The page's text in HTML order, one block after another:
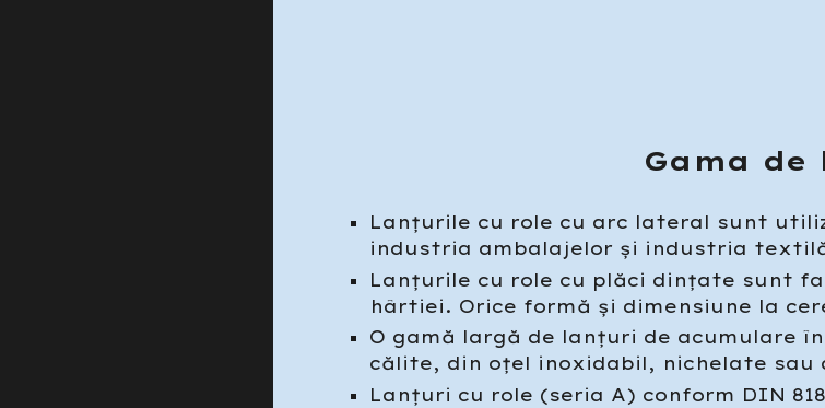
Gama
Lanțurile cu role cu arc lateral sunt
industria ambalajelor și industria
Lanțurile cu role cu plăci dințate sunt
hârtiei. Orice formă și dimensiune la
O gamă largă de lanțuri de acumulare
călite, din oțel inoxidabil, nichelate sau
Lanțuri cu role (seria A) conform DIN